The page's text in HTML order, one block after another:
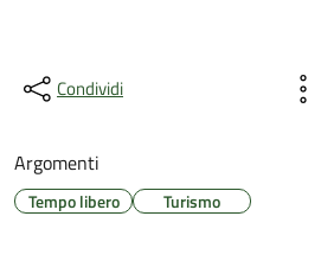
Condividi
Argomenti
Tempo libero Turismo